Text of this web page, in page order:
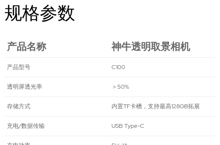
规格参数
产品名称 神牛透明取景相机
产品型号 C100
透明屏透光率 ＞50%
存储方式 内置TF卡槽，支持最高128GB拓展
充电/数据传输 USB Type-C